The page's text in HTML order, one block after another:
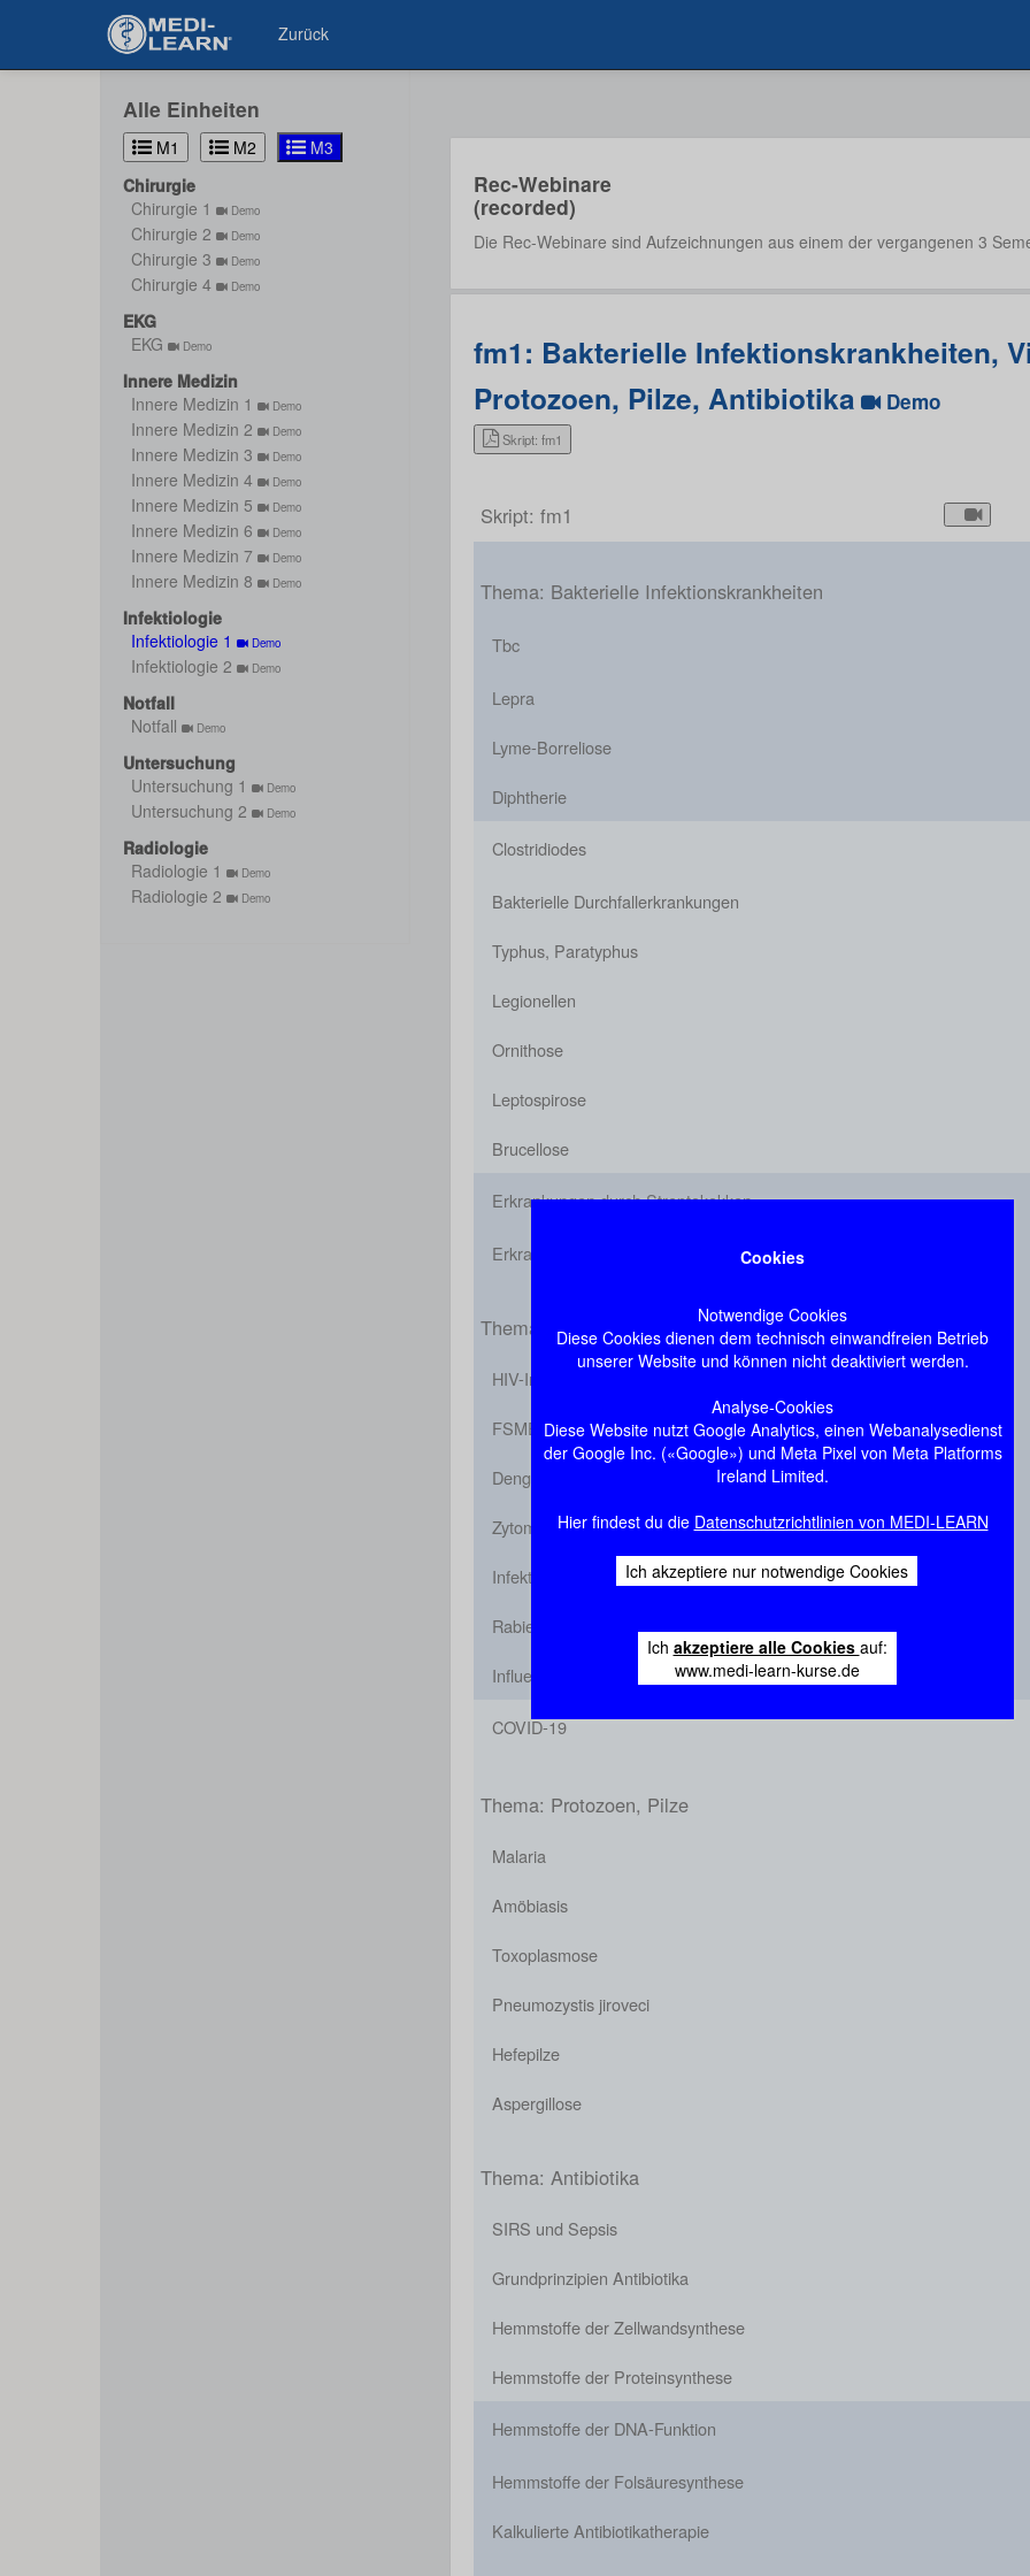
Cookies
Notwendige Cookies
Diese Cookies dienen dem technisch einwandfreien Betrieb
unserer Website und können nicht deaktiviert werden.
Analyse-Cookies
Diese Website nutzt Google Analytics, einen Webanalysedienst
der Google Inc. («Google») und Meta Pixel von Meta Platforms
Ireland Limited.
Hier findest du die Datenschutzrichtlinien von MEDI-LEARN
Ich akzeptiere nur notwendige Cookies
Ich akzeptiere alle Cookies auf:
www.medi-learn-kurse.de
Zurück
Alle Einheiten
M1 M2
M3
Chirurgie
Chirurgie 1
Demo
Chirurgie 2 Demo
Chirurgie 3 Demo
Chirurgie 4 Demo
EKG
EKG
Demo
Innere Medizin
Innere Medizin 1
Demo
Innere Medizin 2 Demo
Innere Medizin 3 Demo
Innere Medizin 4 Demo
Innere Medizin 5 Demo
Innere Medizin 6 Demo
Innere Medizin 7 Demo
Innere Medizin 8 Demo
Infektiologie
Infektiologie 1
Demo
Infektiologie 2 Demo
Notfall
Notfall
Demo
Untersuchung
Untersuchung 1
Demo
Untersuchung 2 Demo
Radiologie
Radiologie 1
Demo
Radiologie 2 Demo
Rec-Webinare
(recorded)
Die Rec-Webinare sind Aufzeichnungen aus einem der vergangenen 3
fm1: Bakterielle Infektionskrankheiten,
Protozoen, Pilze, Antibiotika
Demo
Skript: fm1
Skript: fm1
Thema: Bakterielle Infektionskrankheiten
Tbc
Lepra
Lyme-Borreliose
Diphtherie
Clostridiodes
Bakterielle Durchfallerkrankungen
Typhus, Paratyphus
Legionellen
Ornithose
Leptospirose
Brucellose
Erkrankungen durch Streptokokken
Erkrankungen durch Staphylokokken
Thema: Virale Infektionskrankheiten
HIV-Infektion
FSME
Dengue
Zytomegalievirus-Infektion
Infektiöse Mononukleose
Rabies
Influenza
COVID-19
Thema: Protozoen, Pilze
Malaria
Amöbiasis
Toxoplasmose
Pneumozystis jiroveci
Hefepilze
Aspergillose
Thema: Antibiotika
SIRS und Sepsis
Grundprinzipien Antibiotika
Hemmstoffe der Zellwandsynthese
Hemmstoffe der Proteinsynthese
Hemmstoffe der DNA-Funktion
Hemmstoffe der Folsäuresynthese
Kalkulierte Antibiotikatherapie